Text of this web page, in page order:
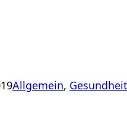
Allgemein, Gesundheit